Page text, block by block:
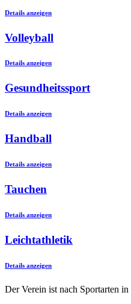
Details anzeigen
Volleyball
Details anzeigen
Gesundheitssport
Details anzeigen
Handball
Details anzeigen
Tauchen
Details anzeigen
Leichtathletik
Details anzeigen
Der Verein ist nach Sportarten